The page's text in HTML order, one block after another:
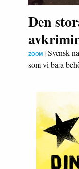
Den
ZOOM |Svensk
som vi bara